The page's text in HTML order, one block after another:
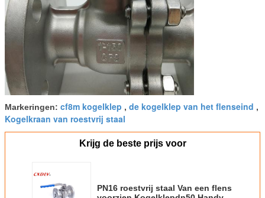
Markeringen: cf8m kogelklep , de kogelklep van het flenseind ,
Kogelkraan van roestvrij staal
Krijg de beste prijs voor
PN16 roestvrij staal Van een flens